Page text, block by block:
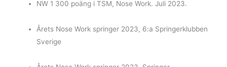
NW 1 300 poäng i TSM, Nose Work. Juli 2023.
Årets Nose Work springer 2023, 6:a Springerklubben
Sverige